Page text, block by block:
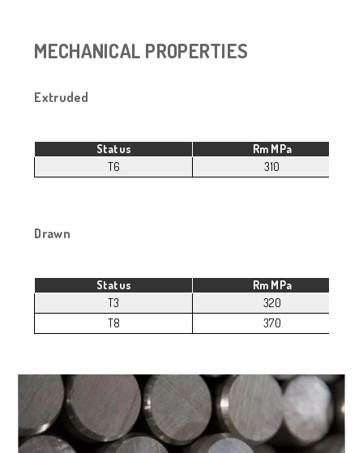
MECHANICAL PROPERTIES
Extruded
Status
Rm MPa
T6
310
Drawn
Status
Rm MPa
T3
320
T8
370